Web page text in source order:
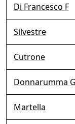
Di Francesco F
Silvestre
Cutrone
Donnarumma G
Martella